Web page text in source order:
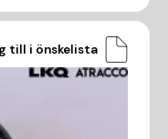
till i önskelista